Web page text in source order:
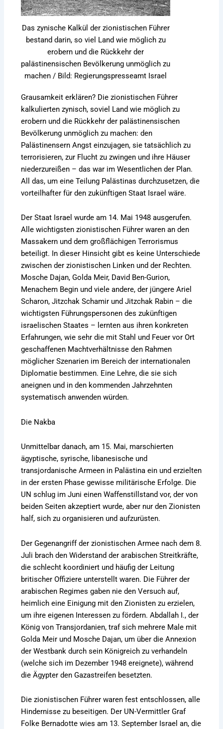
Das zynische Kalkül der zionistischen Führer
bestand darin, so viel Land wie möglich zu
erobern und die Rückkehr der
palästinensischen Bevölkerung unmöglich zu
machen / Bild: Regierungspresseamt Israel
Grausamkeit erklären? Die zionistischen Führer
kalkulierten zynisch, soviel Land wie möglich zu
erobern und die Rückkehr der palästinensischen
Bevölkerung unmöglich zu machen: den
Palästinensern Angst einzujagen, sie tatsächlich zu
terrorisieren, zur Flucht zu zwingen und ihre Häuser
niederzureißen – das war im Wesentlichen der Plan.
All das, um eine Teilung Palästinas durchzusetzen, die
vorteilhafter für den zukünftigen Staat Israel wäre.
Der Staat Israel wurde am 14. Mai 1948 ausgerufen.
Alle wichtigsten zionistischen Führer waren an den
Massakern und dem großflächigen Terrorismus
beteiligt. In dieser Hinsicht gibt es keine Unterschiede
zwischen der zionistischen Linken und der Rechten.
Mosche Dajan, Golda Meir, David Ben-Gurion,
Menachem Begin und viele andere, der jüngere Ariel
Scharon, Jitzchak Schamir und Jitzchak Rabin – die
wichtigsten Führungspersonen des zukünftigen
israelischen Staates – lernten aus ihren konkreten
Erfahrungen, wie sehr die mit Stahl und Feuer vor Ort
geschaffenen Machtverhältnisse den Rahmen
möglicher Szenarien im Bereich der internationalen
Diplomatie bestimmen. Eine Lehre, die sie sich
aneignen und in den kommenden Jahrzehnten
systematisch anwenden würden.
Die Nakba
Unmittelbar danach, am 15. Mai, marschierten
ägyptische, syrische, libanesische und
transjordanische Armeen in Palästina ein und erzielten
in der ersten Phase gewisse militärische Erfolge. Die
UN schlug im Juni einen Waffenstillstand vor, der von
beiden Seiten akzeptiert wurde, aber nur den Zionisten
half, sich zu organisieren und aufzurüsten.
Der Gegenangriff der zionistischen Armee nach dem 8.
Juli brach den Widerstand der arabischen Streitkräfte,
die schlecht koordiniert und häufig der Leitung
britischer Offiziere unterstellt waren. Die Führer der
arabischen Regimes gaben nie den Versuch auf,
heimlich eine Einigung mit den Zionisten zu erzielen,
um ihre eigenen Interessen zu fördern. Abdallah I., der
König von Transjordanien, traf sich mehrere Male mit
Golda Meir und Mosche Dajan, um über die Annexion
der Westbank durch sein Königreich zu verhandeln
(welche sich im Dezember 1948 ereignete), während
die Ägypter den Gazastreifen besetzten.
Die zionistischen Führer waren fest entschlossen, alle
Hindernisse zu beseitigen. Der UN-Vermittler Graf
Folke Bernadotte wies am 13. September Israel an, die